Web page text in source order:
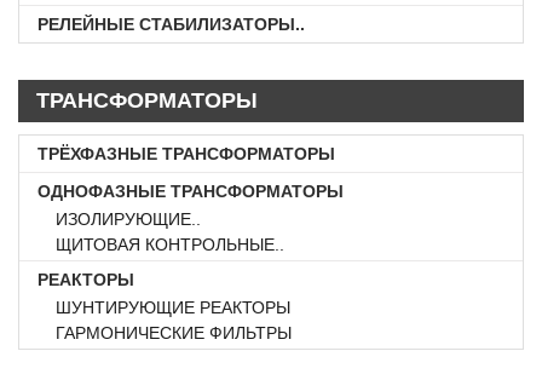
РЕЛЕЙНЫЕ СТАБИЛИЗАТОРЫ..
ТРАНСФОРМАТОРЫ
ТРЁХФАЗНЫЕ ТРАНСФОРМАТОРЫ
ОДНОФАЗНЫЕ ТРАНСФОРМАТОРЫ
ИЗОЛИРУЮЩИЕ..
ЩИТОВАЯ КОНТРОЛЬНЫЕ..
РЕАКТОРЫ
ШУНТИРУЮЩИЕ РЕАКТОРЫ
ГАРМОНИЧЕСКИЕ ФИЛЬТРЫ